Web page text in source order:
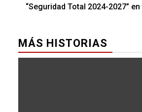
“Seguridad Total 2024-2027”
MÁS HISTORIAS